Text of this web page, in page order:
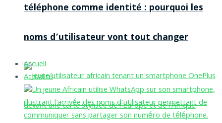
téléphone comme identité : pourquoi les
noms d’utilisateur vont tout changer
Accueil
Actualité